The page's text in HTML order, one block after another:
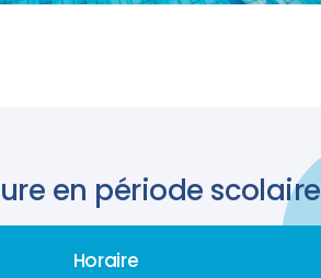
en période scolaire
Horaire